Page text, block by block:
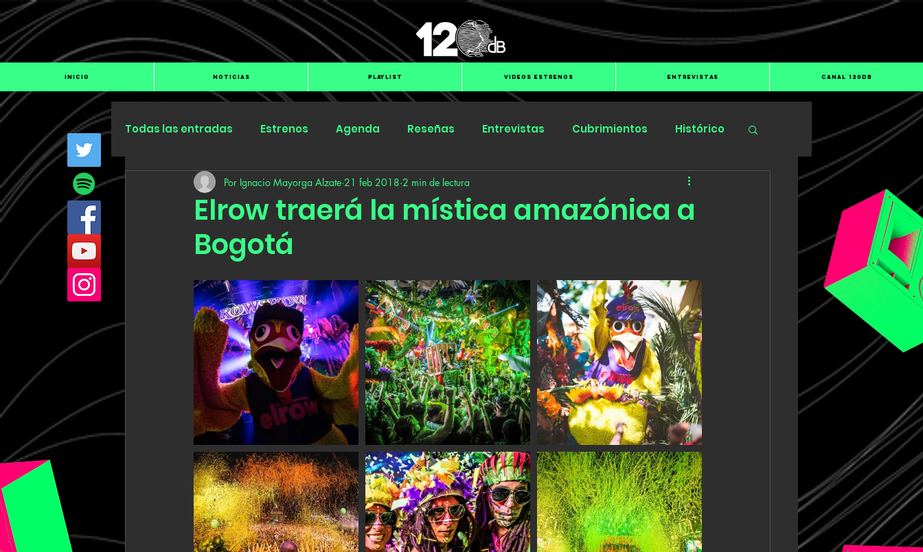
INICIO NOTICIAS PLAYLIST VIDEOS ESTRENOS ENTREVISTAS CANAL 120dB
Todas las entradas Estrenos Agenda Reseñas Entrevistas Cubrimientos Histórico
Industria Especiales Submit Hub Groover
Elrow traerá la mística amazónica a
Bogotá
Por Ignacio Mayorga Alzate 21 feb 2018 2 min de lectura